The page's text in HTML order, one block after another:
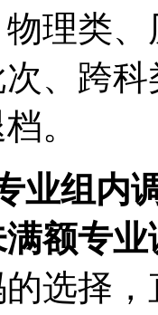
理类
、跨
。
业组内
额专业
选择